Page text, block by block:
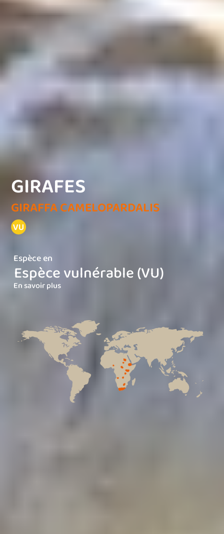
GIRAFES
GIRAFFA CAMELOPARDALIS
Espèce en
Espèce vulnérable (VU)
En savoir plus